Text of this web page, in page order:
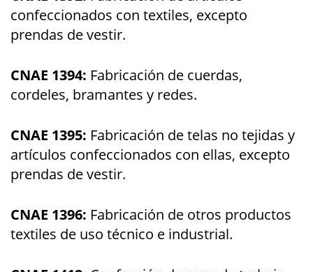
confeccionados con textiles, excepto
prendas de vestir.
CNAE 1394: Fabricación de cuerdas,
cordeles, bramantes y redes.
CNAE 1395: Fabricación de telas no tejidas y
artículos confeccionados con ellas, excepto
prendas de vestir.
CNAE 1396: Fabricación de otros productos
textiles de uso técnico e industrial.